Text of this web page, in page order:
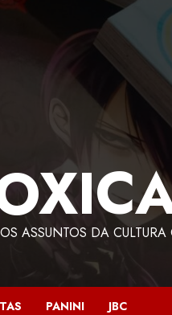
ASSUNTOS DA CULTURA
PANINI JBC